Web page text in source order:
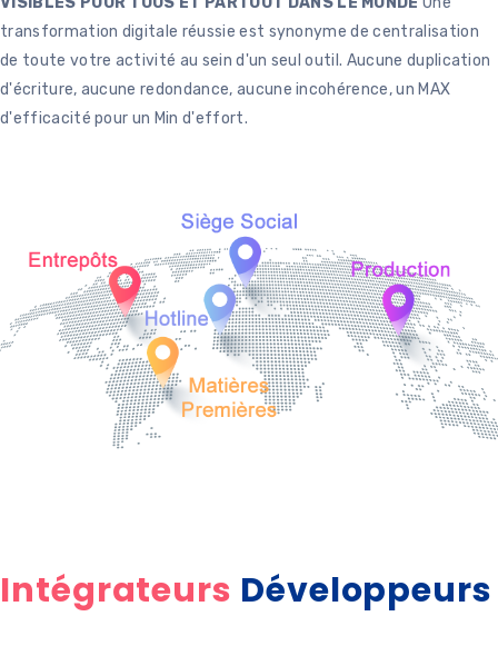
transformation digitale réussie est synonyme de centralisation
de toute votre activité au sein d'un seul outil. Aucune duplication
d'écriture, aucune redondance, aucune incohérence, un MAX
d'efficacité pour un Min d'effort.
Intégrateurs Développeurs